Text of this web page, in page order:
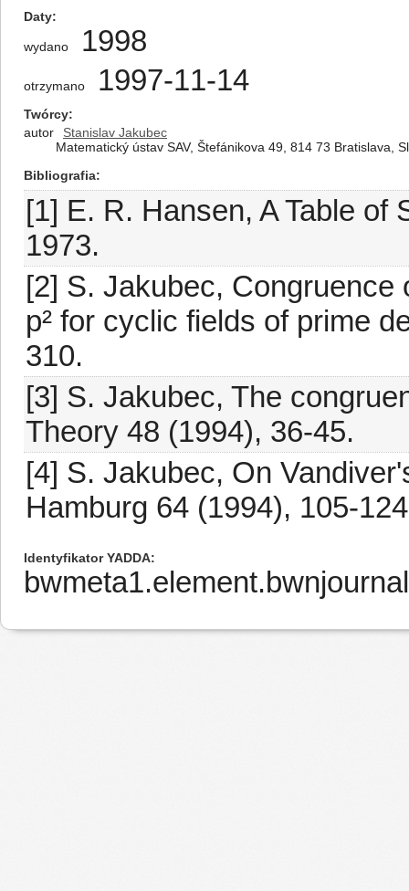
Daty
wydano 1998
otrzymano 1997-11-14
Twórcy
autor
Stanislav Jakubec
Matematický ústav SAV, Štefánikova 49, 814 73 Bratislava,
Bibliografia
[1] E. R. Hansen, A Table
1973.
[2] S. Jakubec,
p² for cyclic fields of prime
310.
[3] S. Jakubec, The
Theory 48 (1994), 36-45.
[4] S. Jakubec, On
Hamburg 64 (1994), 105-
Identyfikator YADDA